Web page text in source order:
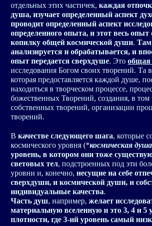
отдельных этих частичек, каждая
душа, изучает определенный аспект
проводит определенный аспект
определенного опыта, и этот весь опыт
копилку общей космической души. Там
анализируется и обрабатывается, и
опыт передается сверхдуше. Это общая
исследования Богом своих творений. Та
которая предоставляется каждой душе,
находиться в творческом процессе,
божественных Творений, создания, в том
собственных творений, организации
творений.
В качестве следующего шага, которые
космического уровня (*космическая душа
уровень, в котором они тоже
световых тел, подстроенных под эти
уровни и, конечно, несущие на себе
сверхдуши, и космической души, и
индивидуальные качества.
Часть душ, например, желает
материальную вселенную и это 3, 4 и 5
плотности, где 3-ий уровень самый